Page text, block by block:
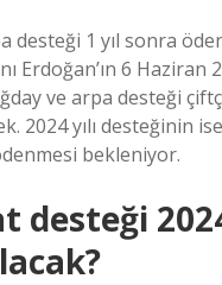
desteği 1 yıl sonra
Erdoğan’ın 6 Haziran
ve arpa desteği
2024 yılı desteğinin
bekleniyor.
desteği